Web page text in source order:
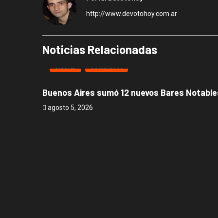
http://www.devotohoy.com.ar
Noticias Relacionadas
CIUDAD COMUNA 11
Buenos Aires sumó 12 nuevos Bares
agosto 5, 2026